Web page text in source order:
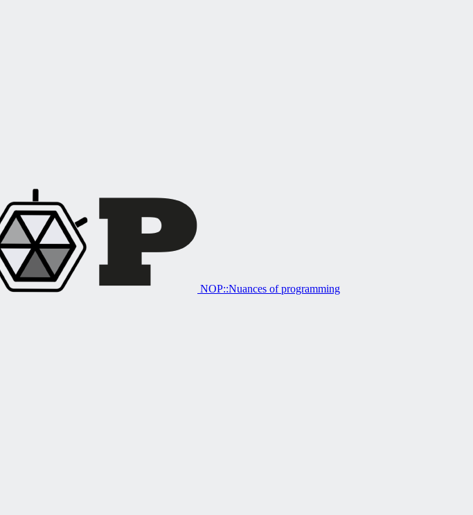
NOP::Nuances of programming